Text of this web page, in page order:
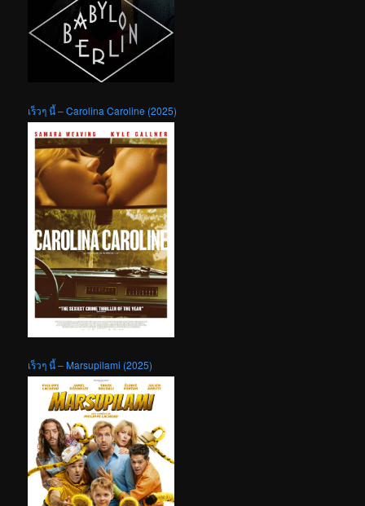
เร็วๆ นี้ – Carolina Caroline (2025)
เร็วๆ นี้ – Marsupilami (2025)